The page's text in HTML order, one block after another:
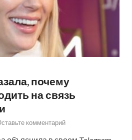
почему
на связь
комментарий